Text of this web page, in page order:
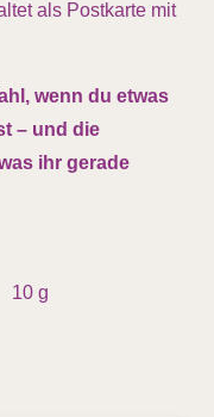
als Postkarte mit
wenn du etwas
– und die
ihr gerade
10 g